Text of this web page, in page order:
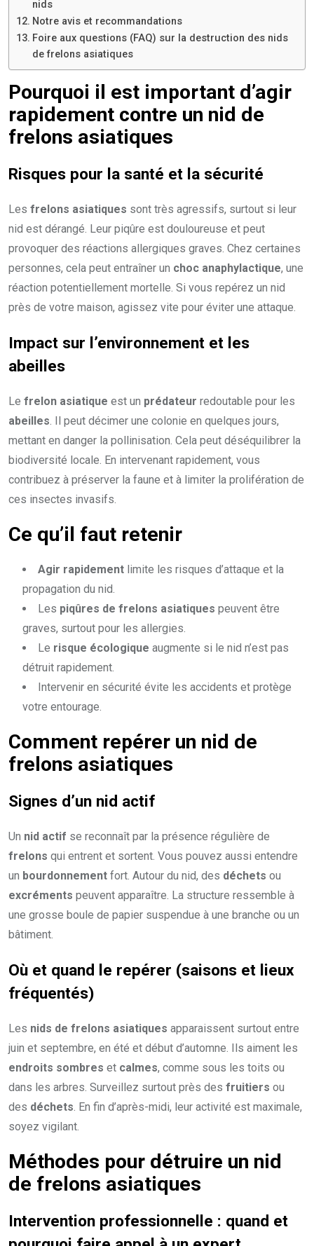
nids
Notre avis et recommandations
Foire aux questions (FAQ) sur la destruction des nids
de frelons asiatiques
Pourquoi il est important d’agir
rapidement contre un nid de
frelons asiatiques
Risques pour la santé et la sécurité
Les frelons asiatiques sont très agressifs, surtout si leur
nid est dérangé. Leur piqûre est douloureuse et peut
provoquer des réactions allergiques graves. Chez certaines
personnes, cela peut entraîner un choc anaphylactique, une
réaction potentiellement mortelle. Si vous repérez un nid
près de votre maison, agissez vite pour éviter une attaque.
Impact sur l’environnement et les
abeilles
Le frelon asiatique est un prédateur redoutable pour les
abeilles. Il peut décimer une colonie en quelques jours,
mettant en danger la pollinisation. Cela peut déséquilibrer la
biodiversité locale. En intervenant rapidement, vous
contribuez à préserver la faune et à limiter la prolifération de
ces insectes invasifs.
Ce qu’il faut retenir
Agir rapidement limite les risques d’attaque et la
propagation du nid.
Les piqûres de frelons asiatiques peuvent être
graves, surtout pour les allergies.
Le risque écologique augmente si le nid n’est pas
détruit rapidement.
Intervenir en sécurité évite les accidents et protège
votre entourage.
Comment repérer un nid de
frelons asiatiques
Signes d’un nid actif
Un nid actif se reconnaît par la présence régulière de
frelons qui entrent et sortent. Vous pouvez aussi entendre
un bourdonnement fort. Autour du nid, des déchets ou
excréments peuvent apparaître. La structure ressemble à
une grosse boule de papier suspendue à une branche ou un
bâtiment.
Où et quand le repérer (saisons et lieux
fréquentés)
Les nids de frelons asiatiques apparaissent surtout entre
juin et septembre, en été et début d’automne. Ils aiment les
endroits sombres et calmes, comme sous les toits ou
dans les arbres. Surveillez surtout près des fruitiers ou
des déchets. En fin d’après-midi, leur activité est maximale,
soyez vigilant.
Méthodes pour détruire un nid
de frelons asiatiques
Intervention professionnelle : quand et